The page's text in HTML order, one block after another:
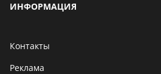
ИНФОРМАЦИЯ
Контакты
Реклама